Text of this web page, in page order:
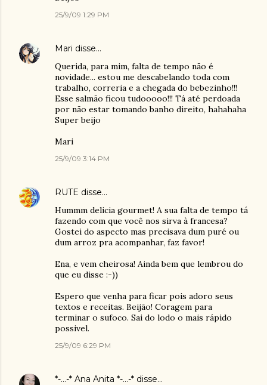
25/9/09 1:29 PM
Mari disse…
Querida, para mim, falta de tempo não é
novidade... estou me descabelando toda com
trabalho, correria e a chegada do bebezinho!!!
Esse salmão ficou tudooooo!!! Tá até perdoada
por não estar tomando banho direito, hahahaha
Super beijo
Mari
25/9/09 3:14 PM
RUTE disse…
Hummm delicia gourmet! A sua falta de tempo tá
fazendo com que você nos sirva à francesa?
Gostei do aspecto mas precisava dum puré ou
dum arroz pra acompanhar, faz favor!
Ena, e vem cheirosa! Ainda bem que lembrou do
que eu disse :-))
Espero que venha para ficar pois adoro seus
textos e receitas. Beijão! Coragem para
terminar o sufoco. Sai do lodo o mais rápido
possivel.
25/9/09 6:29 PM
*-...-* Ana Anita *-...-* disse…